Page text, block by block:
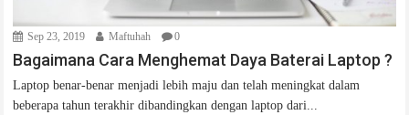
Sep 23, 2019 Maftuhah 0
Bagaimana Cara Menghemat Daya Baterai Laptop ?
Laptop benar-benar menjadi lebih maju dan telah meningkat dalam
beberapa tahun terakhir dibandingkan dengan laptop dari...